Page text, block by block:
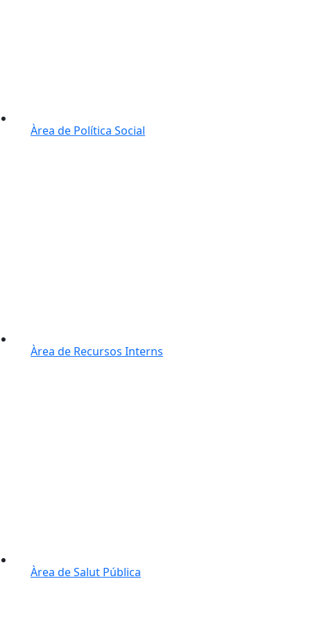
Àrea de Política Social
Àrea de Recursos Interns
Àrea de Salut Pública